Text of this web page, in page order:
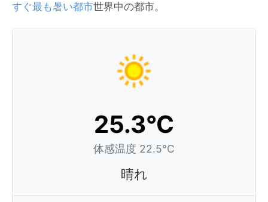
すぐ最も暑い都市世界中の都市。
25.3°C
体感温度 22.5°C
晴れ